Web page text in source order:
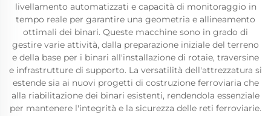
livellamento automatizzati e capacità di monitoraggio in
tempo reale per garantire una geometria e allineamento
ottimali dei binari. Queste macchine sono in grado di
gestire varie attività, dalla preparazione iniziale del terreno
e della base per i binari all'installazione di rotaie, traversine
e infrastrutture di supporto. La versatilità dell'attrezzatura si
estende sia ai nuovi progetti di costruzione ferroviaria che
alla riabilitazione dei binari esistenti, rendendola essenziale
per mantenere l'integrità e la sicurezza delle reti ferroviarie.